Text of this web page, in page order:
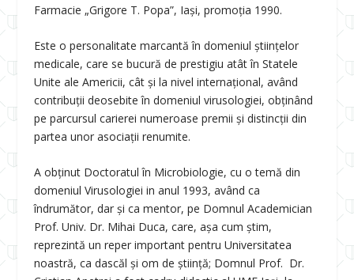
Farmacie „Grigore T. Popa”, Iași, promoția 1990.
Este o personalitate marcantă în domeniul ştiinţelor
medicale, care se bucură de prestigiu atât în Statele
Unite ale Americii, cât şi la nivel internaţional, având
contribuții deosebite în domeniul virusologiei, obținând
pe parcursul carierei numeroase premii și distincții din
partea unor asociații renumite.
A obținut Doctoratul în Microbiologie, cu o temă din
domeniul Virusologiei in anul 1993, având ca
îndrumător, dar și ca mentor, pe Domnul Academician
Prof. Univ. Dr. Mihai Duca, care, așa cum știm,
reprezintă un reper important pentru Universitatea
noastră, ca dascăl și om de știință; Domnul Prof. Dr.